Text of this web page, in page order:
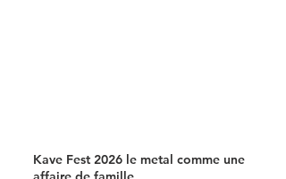
Kave Fest 2026 le metal comme une